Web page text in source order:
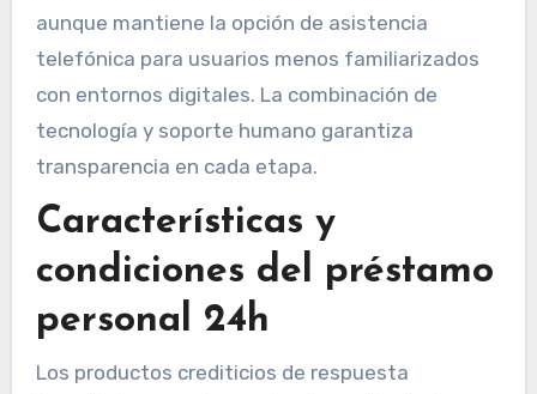
aunque mantiene la opción de asistencia
telefónica para usuarios menos familiarizados
con entornos digitales. La combinación de
tecnología y soporte humano garantiza
transparencia en cada etapa.
Características y
condiciones del préstamo
personal 24h
Los productos crediticios de respuesta